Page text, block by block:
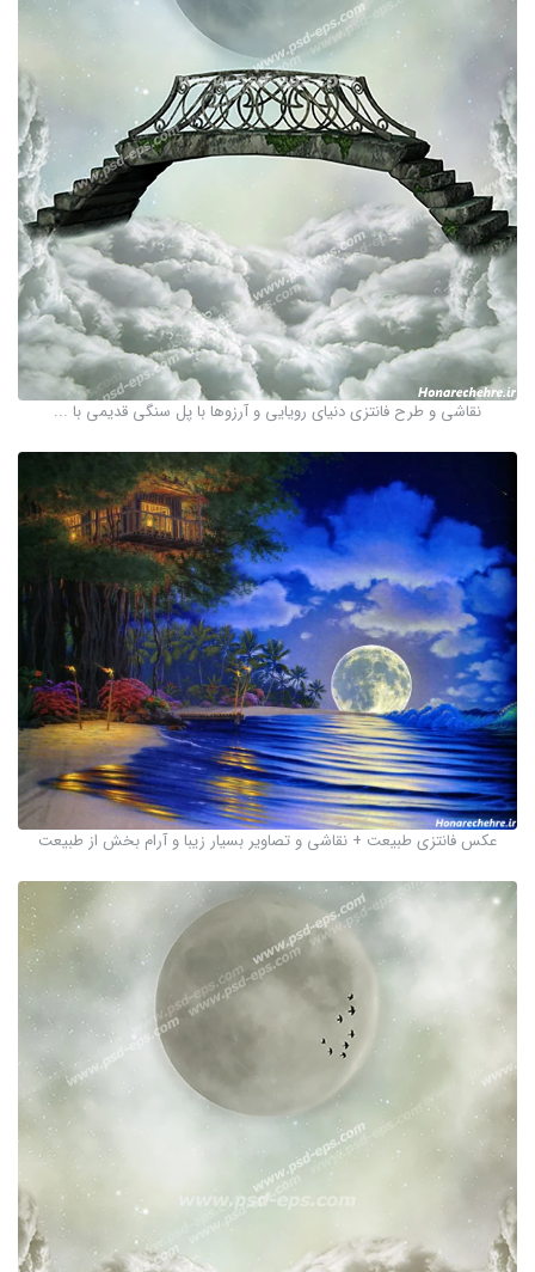
نقاشی و طرح فانتزی دنیای رویایی و آرزوها با پل سنگی قدیمی با ...
عکس فانتزی طبیعت + نقاشی و تصاویر بسیار زیبا و آرام بخش از طبیعت